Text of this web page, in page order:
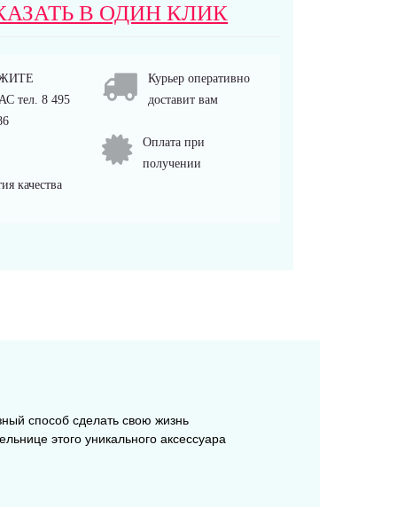
В ОДИН КЛИК
тел. 8 495
Курьер оперативно
доставит вам
Оплата при
получении
качества
способ сделать свою жизнь
этого уникального аксессуара